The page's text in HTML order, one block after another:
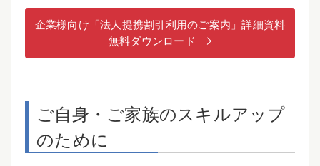
企業様向け「法人提携割引利用のご案内」詳細資料
無料ダウンロード
ご自身・ご家族のスキルアップ
のために